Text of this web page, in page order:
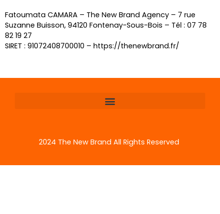
Fatoumata CAMARA – The New Brand Agency – 7 rue
Suzanne Buisson, 94120 Fontenay-Sous-Bois – Tél : 07 78
82 19 27
SIRET : 91072408700010 – https://thenewbrand.fr/
2024 The New Brand All Rights Reserved